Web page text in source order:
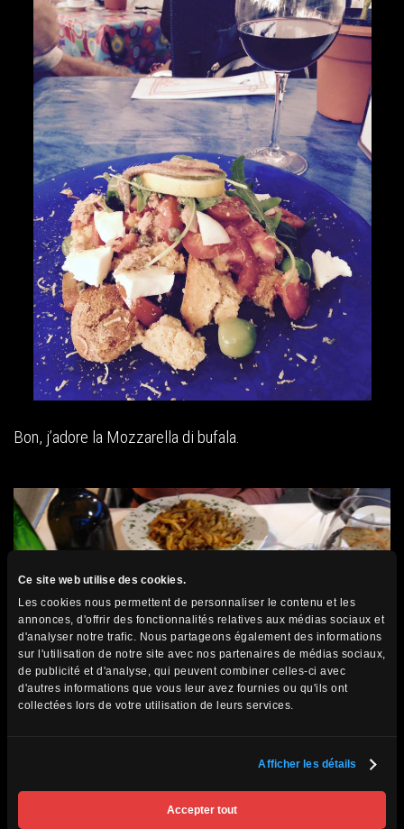
Ce site web utilise des cookies.
Les cookies nous permettent de personnaliser le contenu et les
annonces, d'offrir des fonctionnalités relatives aux médias sociaux et
d'analyser notre trafic. Nous partageons également des informations
sur l'utilisation de notre site avec nos partenaires de médias sociaux,
de publicité et d'analyse, qui peuvent combiner celles-ci avec
d'autres informations que vous leur avez fournies ou qu'ils ont
collectées lors de votre utilisation de leurs services.
Afficher les détails
Accepter tout
Bon, j’adore la Mozzarella di bufala.